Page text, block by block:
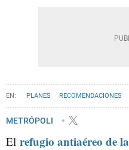
PLANES RECOMENDACIONES
HISTORIA
METRÓPOLI
El refugio antiaéreo de la